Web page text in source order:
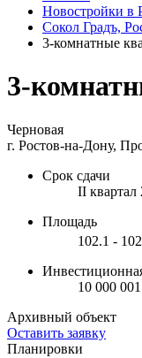
Новостройки в
Сокол Градъ,
3-комнатные
3-
Черновая
г. Ростов-на-Дону,
Срок сдачи
II квартал
Площадь
102.1 -
10 000
Архивный объект
Оставить заявку
Планировки